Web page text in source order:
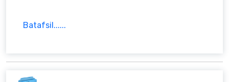
Batafsil......